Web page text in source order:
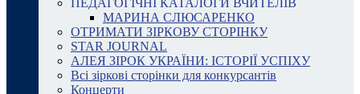
ПЕДАГОГІЧНІ КАТАЛОГИ ВЧИТЕЛІВ
МАРИНА СЛЮСАРЕНКО
ОТРИМАТИ ЗІРКОВУ СТОРІНКУ
STAR JOURNAL
АЛЕЯ ЗІРОК УКРАЇНИ: ІСТОРІЇ УСПІХУ
Всі зіркові сторінки для конкурсантів
Концерти